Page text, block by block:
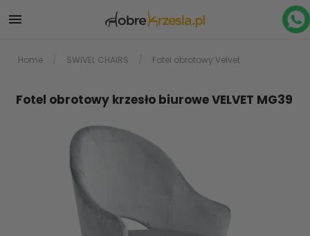

Home SWIVEL CHAIRS Fotel obrotowy Velvet
Fotel obrotowy krzesło biurowe VELVET MG39